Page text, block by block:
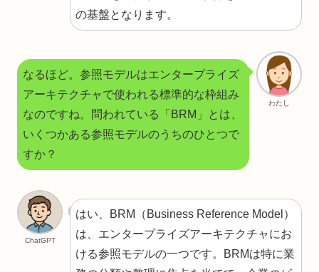
の基盤となります。
わたし
なるほど。参照モデルはエンタープライズ
アーキテクチャで使われる標準的な枠組み
なのですね。問われている「BRM」とは、
いくつかある参照モデルのうちのひとつで
すか？
ChatGPT
はい、BRM（Business Reference Model）
は、エンタープライズアーキテクチャにお
ける参照モデルの一つです。BRMは特に業